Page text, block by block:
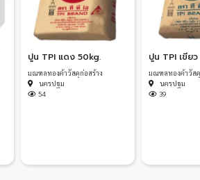
ปูน TPI แดง 50kg.
มณฑลทองค้าวัสดุก่อสร้าง
นครปฐม
54
ปูน TPI เขีย
มณฑลทองค้าวัส
นครปฐม
39